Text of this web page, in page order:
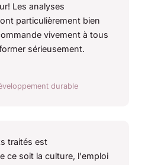
Les analyses
particulièrement bien
vivement à tous
sérieusement.
durable
traités est
ce soit la culture, l'emploi